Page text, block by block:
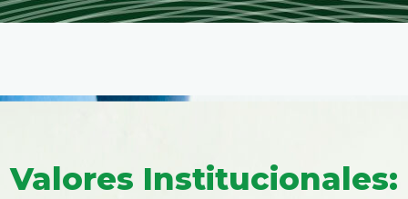
Valores Institucionales: